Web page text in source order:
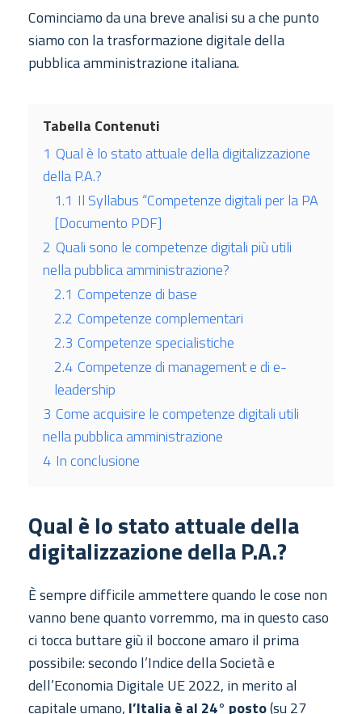
Cominciamo da una breve analisi su a che punto
siamo con la trasformazione digitale della
pubblica amministrazione italiana.
Tabella Contenuti
1 Qual è lo stato attuale della digitalizzazione
della P.A.?
1.1 Il Syllabus “Competenze digitali per la PA
[Documento PDF]
2 Quali sono le competenze digitali più utili
nella pubblica amministrazione?
2.1 Competenze di base
2.2 Competenze complementari
2.3 Competenze specialistiche
2.4 Competenze di management e di e-
leadership
3 Come acquisire le competenze digitali utili
nella pubblica amministrazione
4 In conclusione
Qual è lo stato attuale della
digitalizzazione della P.A.?
È sempre difficile ammettere quando le cose non
vanno bene quanto vorremmo, ma in questo caso
ci tocca buttare giù il boccone amaro il prima
possibile: secondo l’Indice della Società e
dell’Economia Digitale UE 2022, in merito al
capitale umano, l’Italia è al 24° posto(su 27